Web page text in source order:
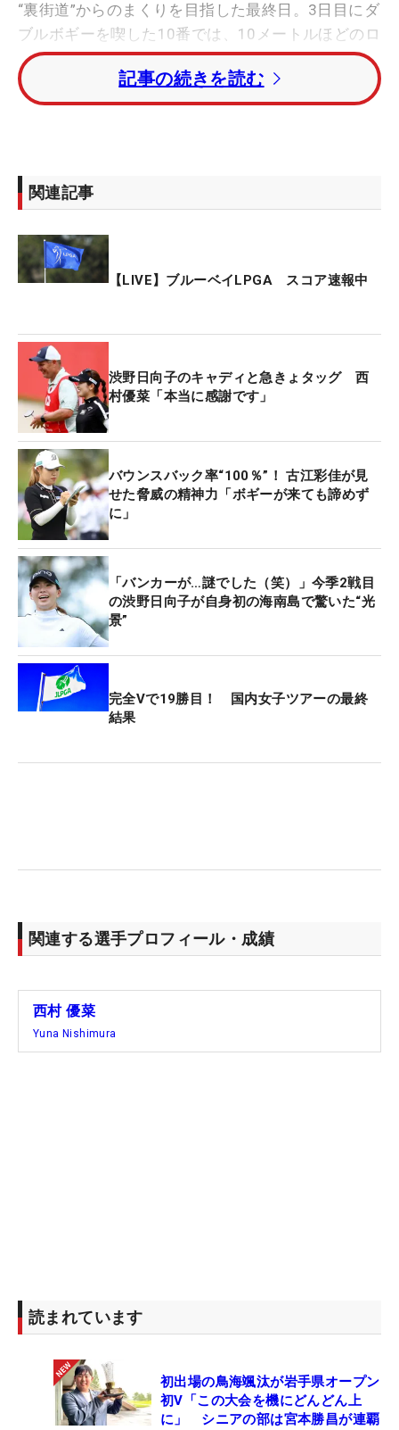
“裏街道”からのまくりを目指した最終日。3日目にダ
ブルボギーを喫した10番では、10メートルほどのロ
ングパットを沈めてバーディ発進を決めた。大会を
中継するWOWOWのインタビューでは「ピンポジシ
ョンがきのうより狙えるところにあって、風はなか
15番でさらに伸ばすと、17番から折り返し1番まで
ーディパットが2.5メートルオーバーして3パットを
喫したが、これがこの日唯一のボギーに。「少し難
ながらできた」とその後はパーセーブを続けると、
終盤に見せ場を作る。
ティイングエリアが前に出され、実測460ヤードに
設定された8番パー5。右手前にピンが切られ、その
右サイドは大きく傾斜し、池が待ち構えている。花
道も狭いなか、フェアウェイからの2打目は直接グ
リーンをとらえて2オンに成功。イーグルトライは
わずかにショートしたものの楽々バーディを奪っ
た。4日間で初めての60台をマークし、笑顔で春の
アジアシリーズを終えた。
「いままでの3日間とさほど良くなったという感じ
はなくて、ただうまくハマってくれた。最後にいい
ラウンドができて良かった」と振り返った一日。先
週のシンガポール戦は最終日に「66」をマークして
たい」。手ごたえや課題とともに、笑顔で日本に一
時帰国する。
記事の続きを読む
関連記事
【LIVE】ブルーベイLPGA スコア速報中
渋野日向子のキャディと急きょタッグ 西
村優菜「本当に感謝です」
バウンスバック率“100％”！ 古江彩佳が見
せた脅威の精神力「ボギーが来ても諦めず
に」
「バンカーが…謎でした（笑）」今季2戦目
の渋野日向子が自身初の海南島で驚いた“光
景”
完全Vで19勝目！ 国内女子ツアーの最終
結果
関連する選手プロフィール・成績
西村 優菜
Yuna Nishimura
読まれています
初出場の鳥海颯汰が岩手県オープン
初V「この大会を機にどんどん上
に」 シニアの部は宮本勝昌が連覇